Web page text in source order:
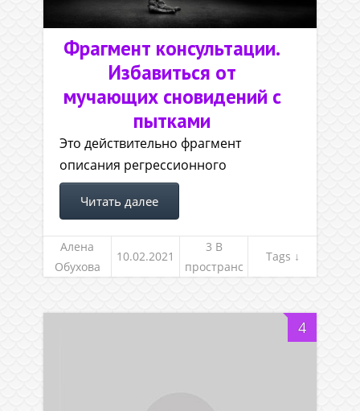
Фрагмент консультации.
Избавиться от
мучающих сновидений с
пытками
Это действительно фрагмент
описания регрессионного
Читать далее
Алена
Обухова
10.02.2021
3 В
пространс
Tags ↓
4